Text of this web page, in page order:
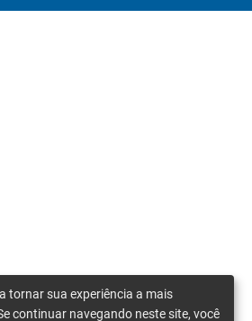
tornar sua experiência a mais
continuar navegando neste site, você